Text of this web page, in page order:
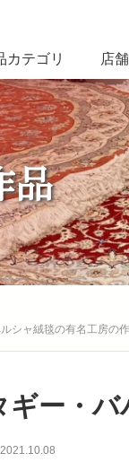
カテゴリ 店
品
シャ絨毯の有名工房の
ギー・バ
2021.10.08